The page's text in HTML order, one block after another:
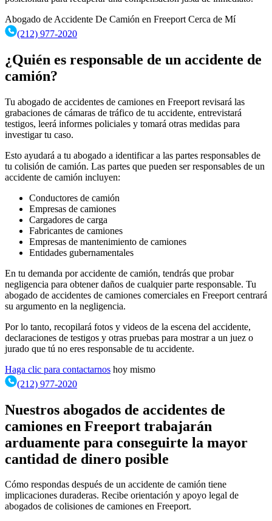
Abogado de Accidente De Camión en Freeport Cerca de Mí
(212) 977-2020
¿Quién es responsable de un accidente de
camión?
Tu abogado de accidentes de camiones en Freeport revisará las
grabaciones de cámaras de tráfico de tu accidente, entrevistará
testigos, leerá informes policiales y tomará otras medidas para
investigar tu caso.
Esto ayudará a tu abogado a identificar a las partes responsables de
tu colisión de camión. Las partes que pueden ser responsables de un
accidente de camión incluyen:
Conductores de camión
Empresas de camiones
Cargadores de carga
Fabricantes de camiones
Empresas de mantenimiento de camiones
Entidades gubernamentales
En tu demanda por accidente de camión, tendrás que probar
negligencia para obtener daños de cualquier parte responsable. Tu
abogado de accidentes de camiones comerciales en Freeport centrará
su argumento en la negligencia.
Por lo tanto, recopilará fotos y videos de la escena del accidente,
declaraciones de testigos y otras pruebas para mostrar a un juez o
jurado que tú no eres responsable de tu accidente.
Haga clic para contactarnos hoy mismo
(212) 977-2020
Nuestros abogados de accidentes de
camiones en Freeport trabajarán
arduamente para conseguirte la mayor
cantidad de dinero posible
Cómo respondas después de un accidente de camión tiene
implicaciones duraderas. Recibe orientación y apoyo legal de
abogados de colisiones de camiones en Freeport.